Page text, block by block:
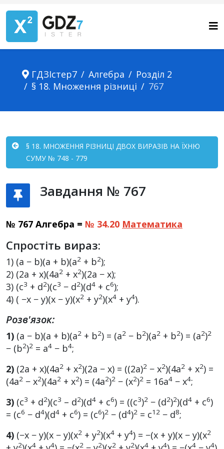
ГДЗІстер7 Алгебра
Розділ 2
§ 18. Множення різниці
767
§ 18. МНОЖЕННЯ РІЗНИЦІ ДВОХ ВИРАЗІВ НА ЇХНЮ
СУМУ № 748 - 779
Завдання № 767
№ 767 Алгебра = № 34.20 Математика
Спростіть вираз:
1) (a − b)(a + b)(a2 + b2);
2) (2a + x)(4a2 + x2)(2a − x);
3) (c3 + d2)(c3 − d2)(d4 + c6);
4) ( −x − y)(x − y)(x2 + y2)(x4 + y4).
Розв'язок:
1) (a − b)(a + b)(a2 + b2) = (a2 − b2)(a2 + b2) = (a2)2
− (b2)2 = a4 − b4;
2) (2a + x)(4a2 + x2)(2a − x) = ((2a)2 − x2)(4a2 + x2) =
(4a2 − x2)(4a2 + x2) = (4a2)2 − (x2)2 = 16a4 − x4;
3) (c3 + d2)(c3 – d2)(d4 + c6) = ((c3)2 − (d2)2)(d4 + c6)
= (c6 − d4)(d4 + c6) = (c6)2 − (d4)2 = c12 − d8;
4) (−x − y)(x − y)(x2 + y2)(x4 + y4) = −(x + y)(x − y)(x2
2 4 4 2 2 2 2 4 4 4 4